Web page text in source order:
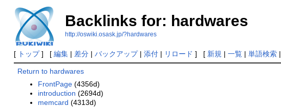
Backlinks for: hardwares
http://oswiki.osask.jp/?hardwares
[ トップ] [ 編集| 差分| バックアップ| 添付| リロード ] [ 新規 | 一覧| 単語検索|
Return to hardwares
FrontPage (4356d)
introduction (2694d)
memcard (4313d)